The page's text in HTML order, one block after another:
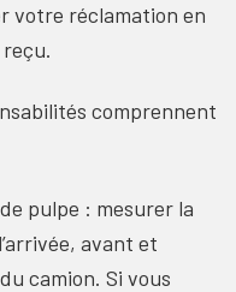
votre réclamation en
comprennent
pulpe : mesurer la
avant et
camion. Si vous